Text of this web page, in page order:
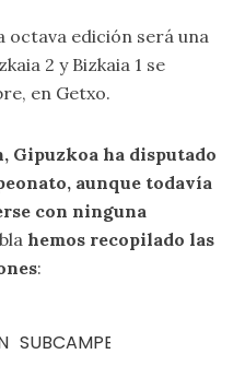
octava edición será una
2 y Bizkaia 1 se
en Getxo.
Gipuzkoa ha disputado
aunque todavía
con ninguna
hemos recopilado las
:
SUBCAMPEÓN